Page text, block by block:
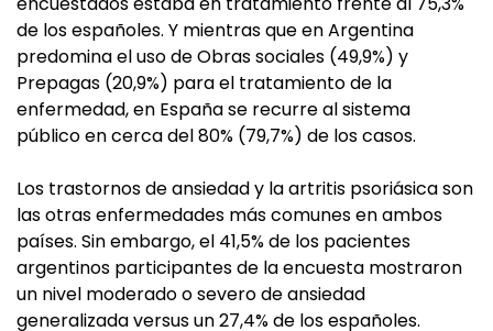
de los españoles. Y mientras que en Argentina
predomina el uso de Obras sociales (49,9%) y
Prepagas (20,9%) para el tratamiento de la
enfermedad, en España se recurre al sistema
público en cerca del 80% (79,7%) de los casos.
Los trastornos de ansiedad y la artritis psoriásica son
las otras enfermedades más comunes en ambos
países. Sin embargo, el 41,5% de los pacientes
argentinos participantes de la encuesta mostraron
un nivel moderado o severo de ansiedad
generalizada versus un 27,4% de los españoles.